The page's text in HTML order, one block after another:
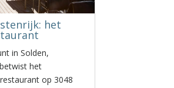
het
in Solden,
het
op 3048